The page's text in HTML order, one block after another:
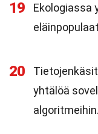
19
Ekologiassa
20
yhtälöä
algoritmeihin.